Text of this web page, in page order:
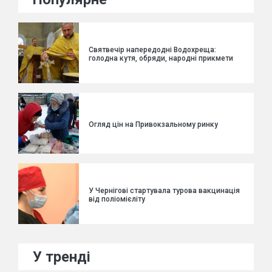
Святвечір напередодні Водохреща:
голодна кутя, обряди, народні прикмети
Огляд цін на Привокзальному ринку
У Чернігові стартувала турова вакцинація
від поліомієліту
У тренді